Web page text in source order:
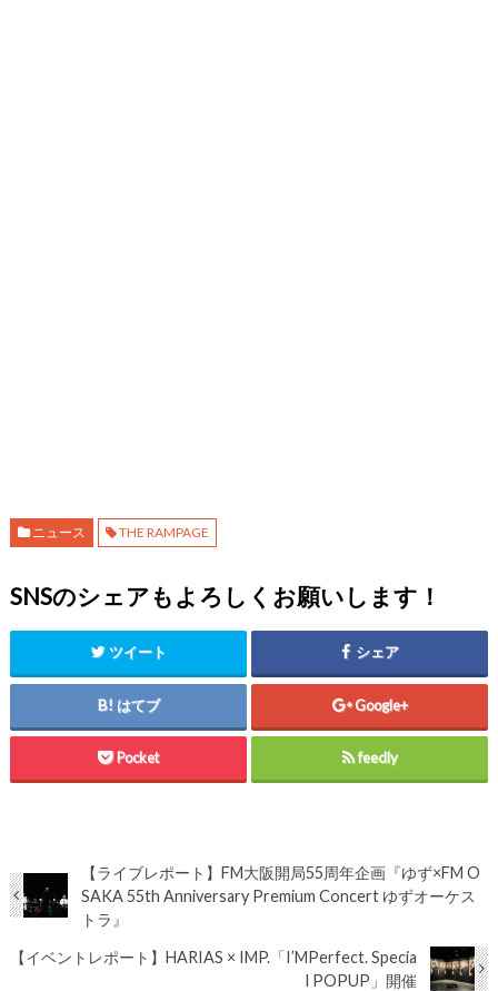
ニュース THE RAMPAGE
SNSのシェアもよろしくお願いします！
ツイート シェア
はてブ Google+
Pocket feedly
【ライブレポート】FM大阪開局55周年企画『ゆず×FM O
SAKA 55th Anniversary Premium Concert ゆずオーケス
トラ』
【イベントレポート】HARIAS × IMP.「I’MPerfect. Specia
l POPUP」開催